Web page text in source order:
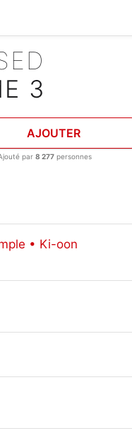
3
AJOUTER
par 8 277personnes
• Ki-oon